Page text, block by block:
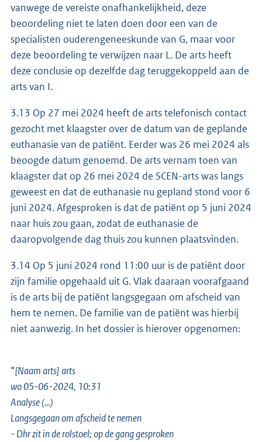
vanwege de vereiste onafhankelijkheid, deze
beoordeling niet te laten doen door een van de
specialisten ouderengeneeskunde van G, maar voor
deze beoordeling te verwijzen naar L. De arts heeft
deze conclusie op dezelfde dag teruggekoppeld aan de
arts van I.
3.13 Op 27 mei 2024 heeft de arts telefonisch contact
gezocht met klaagster over de datum van de geplande
euthanasie van de patiënt. Eerder was 26 mei 2024 als
beoogde datum genoemd. De arts vernam toen van
klaagster dat op 26 mei 2024 de SCEN-arts was langs
geweest en dat de euthanasie nu gepland stond voor 6
juni 2024. Afgesproken is dat de patiënt op 5 juni 2024
naar huis zou gaan, zodat de euthanasie de
daaropvolgende dag thuis zou kunnen plaatsvinden.
3.14 Op 5 juni 2024 rond 11:00 uur is de patiënt door
zijn familie opgehaald uit G. Vlak daaraan voorafgaand
is de arts bij de patiënt langsgegaan om afscheid van
hem te nemen. De familie van de patiënt was hierbij
niet aanwezig. In het dossier is hierover opgenomen:
“[Naam arts] arts
wo 05-06-2024, 10:31
Analyse (…)
Langsgegaan om afscheid te nemen
- Dhr zit in de rolstoel; op de gang gesproken